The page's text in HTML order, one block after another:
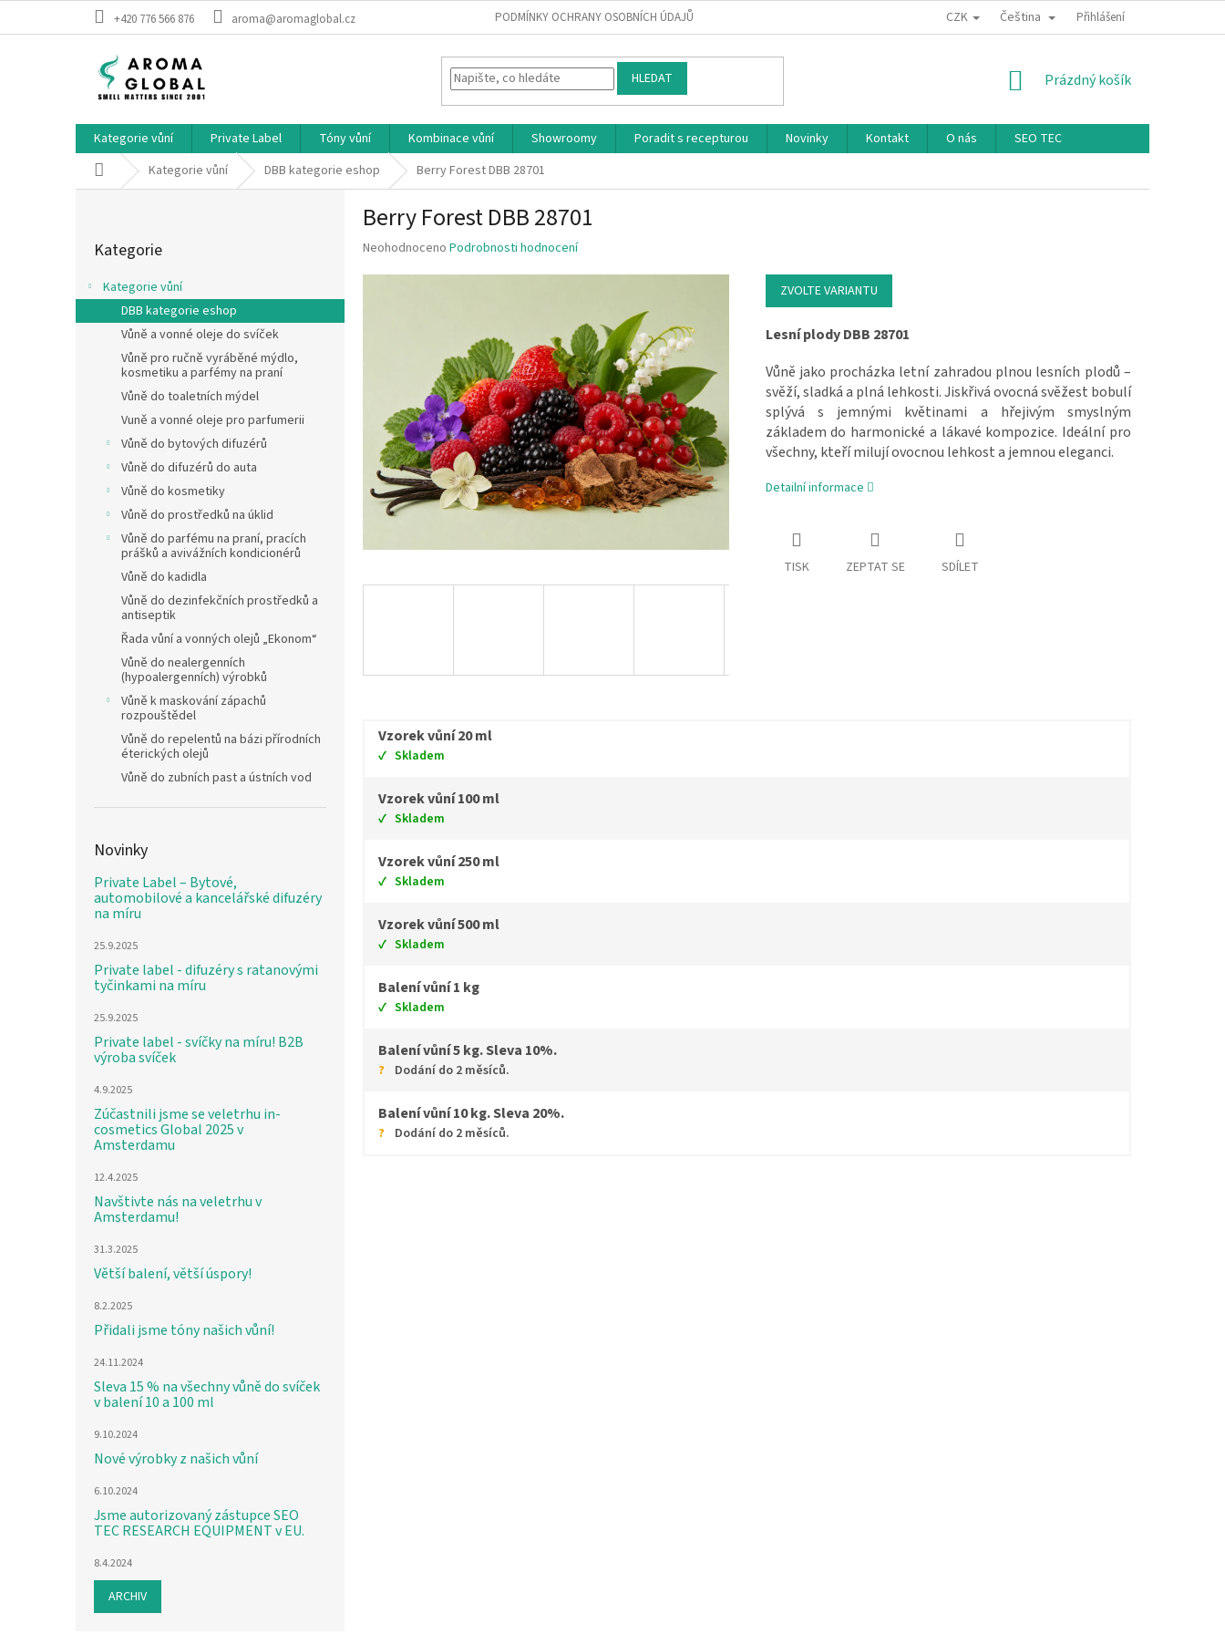
+420 776 566 876 aroma@aromaglobal.cz PODMÍNKY OCHRANY OSOBNÍCH ÚDAJŮ CZK Čeština Přihlášení
HLEDAT NÁKUPNÍ KOŠÍK
Prázdný košík
Kategorie vůní Private Label Tóny vůní Kombinace vůní Showroomy Poradit s recepturou Novinky Kontakt O nás
SEO TEC
Domů Kategorie vůní DBB kategorie eshop Berry Forest DBB 28701
Kategorie
Kategorie vůní
DBB kategorie eshop
Vůně a vonné oleje do svíček
Vůně pro ručně vyráběné mýdlo,
kosmetiku a parfémy na praní
Vůně do toaletních mýdel
Vuně a vonné oleje pro parfumerii
Vůně do bytových difuzérů
Vůně do difuzérů do auta
Vůně do kosmetiky
Vůně do prostředků na úklid
Vůně do parfému na praní, pracích
prášků a avivážních kondicionérů
Vůně do kadidla
Vůně do dezinfekčních prostředků a
antiseptik
Řada vůní a vonných olejů „Ekonom“
Vůně do nealergenních
(hypoalergenních) výrobků
Vůně k maskování zápachů
rozpouštědel
Vůně do repelentů na bázi přírodních
éterických olejů
Vůně do zubních past a ústních vod
Novinky
Private Label – Bytové,
automobilové a kancelářské difuzéry
na míru
25.9.2025
Private label - difuzéry s ratanovými
tyčinkami na míru
25.9.2025
Private label - svíčky na míru! B2B
výroba svíček
4.9.2025
Zúčastnili jsme se veletrhu in-
cosmetics Global 2025 v
Amsterdamu
12.4.2025
Navštivte nás na veletrhu v
Amsterdamu!
31.3.2025
Větší balení, větší úspory!
8.2.2025
Přidali jsme tóny našich vůní!
24.11.2024
Sleva 15 % na všechny vůně do svíček
v balení 10 a 100 ml
9.10.2024
Nové výrobky z našich vůní
6.10.2024
Jsme autorizovaný zástupce SEO
TEC RESEARCH EQUIPMENT v EU.
8.4.2024
ARCHIV
Berry Forest DBB 28701
Průměrné hodnocení produktu je 0.0 z 5 hvězdiček.
Neohodnoceno Podrobnosti hodnocení
ZVOLTE VARIANTU
Lesní plody DBB 28701
Vůně jako procházka letní zahradou plnou lesních plodů –
svěží, sladká a plná lehkosti. Jiskřivá ovocná svěžest bobulí
splývá s jemnými květinami a hřejivým smyslným
základem do harmonické a lákavé kompozice. Ideální pro
všechny, kteří milují ovocnou lehkost a jemnou eleganci.
Detailní informace
TISK ZEPTAT SE SDÍLET
Vzorek vůní 20 ml
Skladem
Vzorek vůní 100 ml
Skladem
Vzorek vůní 250 ml
Skladem
Vzorek vůní 500 ml
Skladem
Balení vůní 1 kg
Skladem
Balení vůní 5 kg. Sleva 10%.
Dodání do 2 měsíců.
Balení vůní 10 kg. Sleva 20%.
Dodání do 2 měsíců.